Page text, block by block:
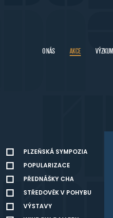
O NÁS AKCE VÝZKUM
PLZEŇSKÁ SYMPOZIA
POPULARIZACE
PŘEDNÁŠKY CHA
STŘEDOVĚK V POHYBU
VÝSTAVY